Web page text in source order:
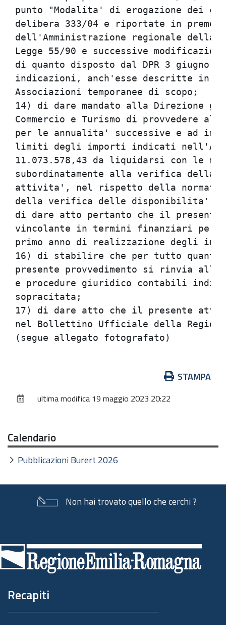
documento
STAMPA
ultima modifica 19 maggio 2023 20:22
Calendario
Pubblicazioni Burert 2026
Non hai trovato quello che cerchi ?
di
pagina
Recapiti